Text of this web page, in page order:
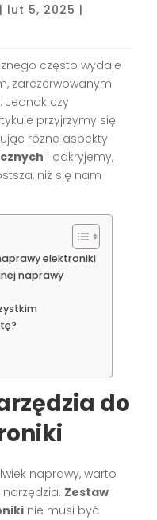
| lut 5, 2025 |
często wydaje
zarezerwowanym
Jednak czy
przyjrzymy się
różne aspekty
i odkryjemy,
niż się nam
elektroniki
naprawy
do
naprawy, warto
Zestaw
nie musi być